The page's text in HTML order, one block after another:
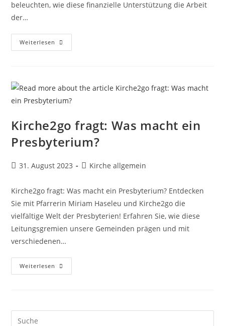
beleuchten, wie diese finanzielle Unterstützung die Arbeit
der…
Weiterlesen Kirche2go
Fragt:
Kirche2go fragt: Was macht ein
Presbyterium?
Beitrag
31. August 2023
Beitrags-
Kirche allgemein
Kirche2go fragt: Was macht ein Presbyterium? Entdecken
Sie mit Pfarrerin Miriam Haseleu und Kirche2go die
vielfältige Welt der Presbyterien! Erfahren Sie, wie diese
Leitungsgremien unsere Gemeinden prägen und mit
verschiedenen…
Weiterlesen Kirche2go
Fragt: